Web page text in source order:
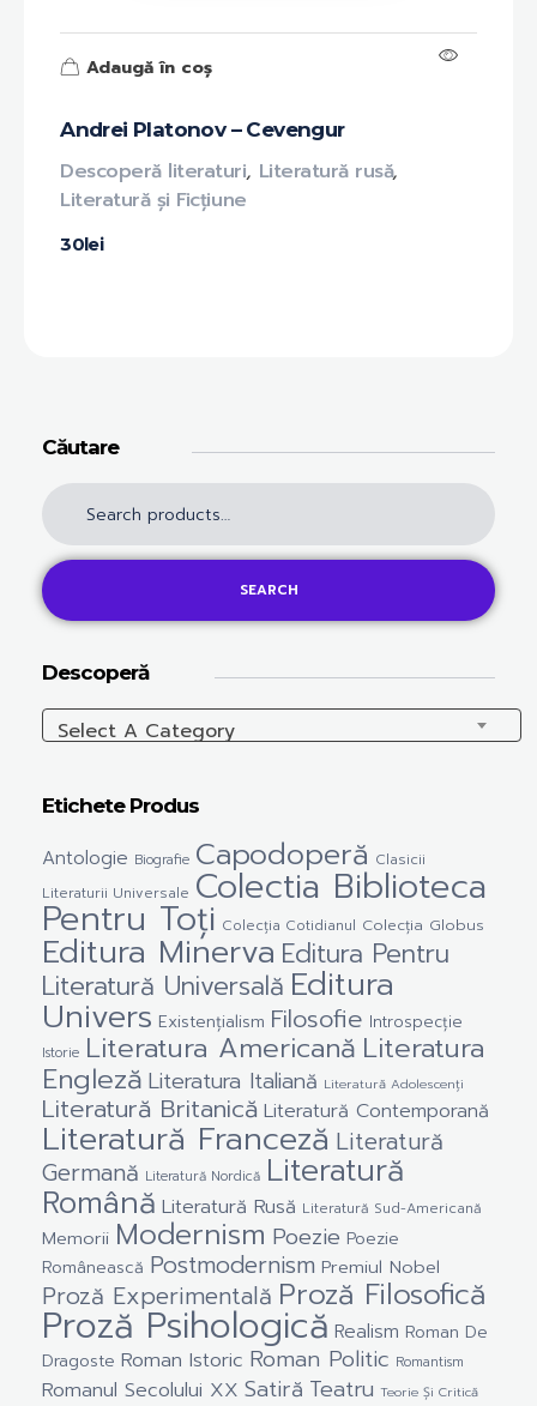
Andrei Platonov – Cevengur
30lei
Descoperă literaturi, Literatură rusă,
Literatură și Ficțiune
Adaugă în coș
Căutare
SEARCH
Descoperă
Select A Category
Etichete Produs
Antologie Biografie Capodoperă Clasicii
Literaturii Universale Colectia Biblioteca
Pentru Toți Colecția Cotidianul Colecția Globus
Editura Minerva Editura Pentru
Literatură Universală Editura
Univers Existențialism Filosofie Introspecție
Istorie Literatura Americană Literatura
Engleză Literatura Italiană Literatură Adolescenți
Literatură Britanică Literatură Contemporană
Literatură Franceză Literatură
Germană Literatură Nordică Literatură
Română Literatură Rusă Literatură Sud-Americană
Memorii Modernism Poezie Poezie
Românească Postmodernism Premiul Nobel
Proză Experimentală Proză Filosofică
Proză Psihologică Realism Roman De
Dragoste Roman Istoric Roman Politic Romantism
Romanul Secolului XX Satiră Teatru Teorie Și Critică